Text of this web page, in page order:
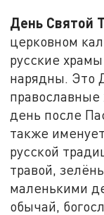
День Святой
церковном
русские
нарядны. Это
день после
также
русской
травой,
маленькими
обычай,